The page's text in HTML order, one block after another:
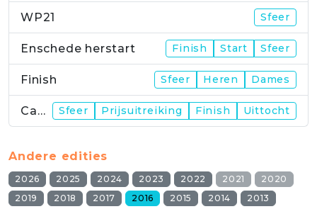
WP21 Sfeer
Enschede herstart Finish Start Sfeer
Finish Sfeer Heren Dames
Campus Sfeer Prijsuitreiking Finish Uittocht
Andere edities
2026 2025 2024 2023 2022 2021
2020
2019
2018 2017 2016 2015 2014 2013